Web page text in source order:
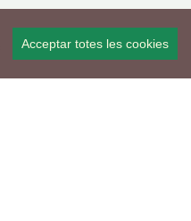
Acceptar totes les cookies